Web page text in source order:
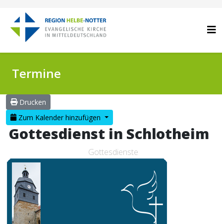
Termine
Drucken
Zum Kalender hinzufügen
Gottesdienst in Schlotheim
Gottesdienste